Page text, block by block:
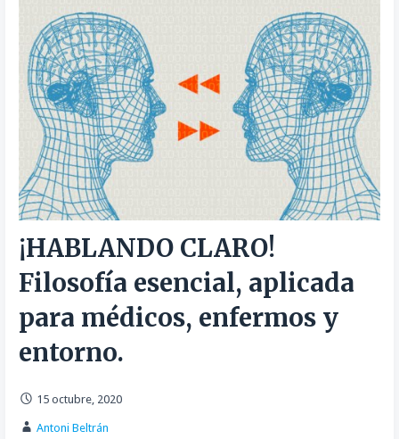
¡HABLANDO CLARO!
Filosofía esencial, aplicada
para médicos, enfermos y
entorno.
15 octubre, 2020
Antoni Beltrán